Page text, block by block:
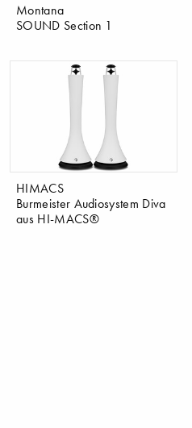
Montana
SOUND Section 1
HIMACS
Burmeister Audiosystem Diva
aus HI-MACS®